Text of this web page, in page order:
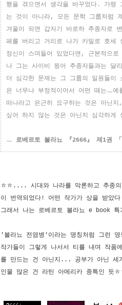
행을 겪으면서 생각을 바꾸었다 . 가령
는 것이 아니라, 모든 문학 그룹처럼
겨울이 되면 갑자기 바로하 추종자로 변
페를 버리고 거리로 나가 카밀로 호세
정신이 스며들어 있었다면 , 근본적으
나 그는 사이비 윙어 추종자들과는 달
더 심각한 문제는 그 그룹의 일원들이
은 너무나 부정적이어서 어떤 때는ㅡ예
떠나라고 은근히 요구하는 것은 아닌지 ,
싶어 하지 않는 것은 아닌지 심각하게
ㅡ 로베르토 볼라뇨 『2666』 제 1권 「
ㅎㅎ .... 시대와 나라를 막론하고 추종
이 번역되었다 ! 어떤 작가가 상을 받았다
그래서 나는 로베르토 볼라뇨 e book 특
'볼라뇨 전염병'이라는 명칭처럼 그런
작가들이 그렇게 나서서 티를 내며 작품
를 만드는 건 아닌지... 공부가 아닌 세
인물 많은 건 라틴 아메리카 종특인 듯